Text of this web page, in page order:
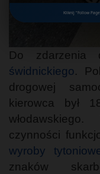
Kliknij "Follow
Do zdarzenia
świdnickiego.
drogowej
kierowca był
czynności
wyroby
znaków